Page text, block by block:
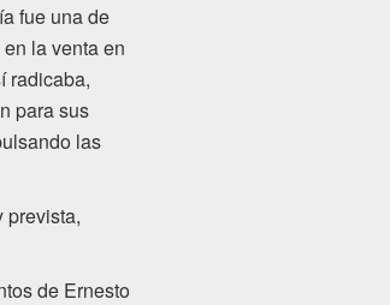
fue una de
la venta en
radicaba,
para sus
las
prevista,
de Ernesto